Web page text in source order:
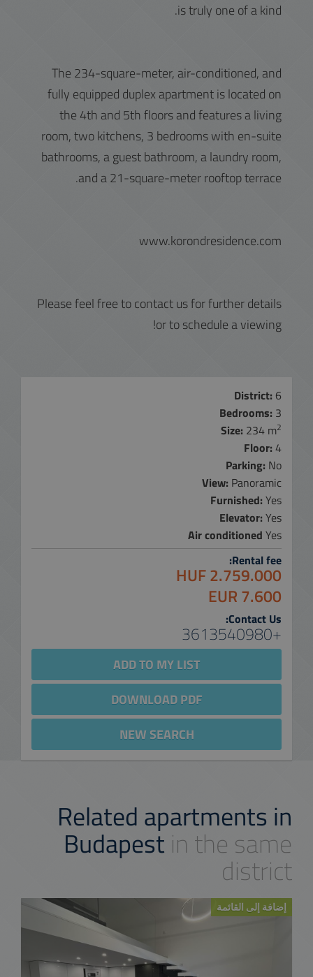
is truly one of a kind.
The 234-square-meter, air-conditioned, and
fully equipped duplex apartment is located on
the 4th and 5th floors and features a living
room, two kitchens, 3 bedrooms with en-suite
bathrooms, a guest bathroom, a laundry room,
and a 21-square-meter rooftop terrace.
www.korondresidence.com
Please feel free to contact us for further details
or to schedule a viewing!
District: 6
Bedrooms: 3
Size: 234 m2
Floor: 4
Parking: No
View: Panoramic
Furnished: Yes
Elevator: Yes
Air conditioned Yes
Rental fee:
2.759.000 HUF
7.600 EUR
Contact Us:
+3613540980
ADD TO MY LIST
DOWNLOAD PDF
NEW SEARCH
Related apartments in
Budapest in the same
district
إضافة إلى القائمة